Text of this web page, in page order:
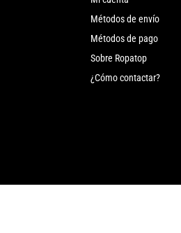
Métodos de envío
Métodos de pago
Sobre Ropatop
¿Cómo contactar?